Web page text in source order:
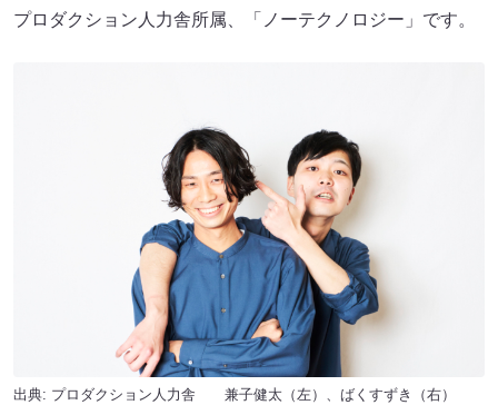
プロダクション人力舎所属、「ノーテクノロジー」です。
出典: プロダクション人力舎 兼子健太（左）、ばくすずき（右）